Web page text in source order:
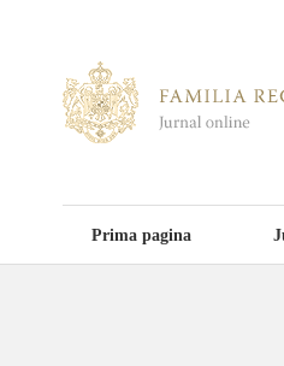
Prima pagina